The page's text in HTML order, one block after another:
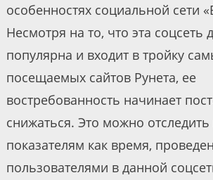
особенностях социальной сети
Несмотря на то, что эта соцсеть
популярна и входит в тройку
посещаемых сайтов Рунета, ее
востребованность начинает
снижаться. Это можно
показателям как время,
пользователями в данной